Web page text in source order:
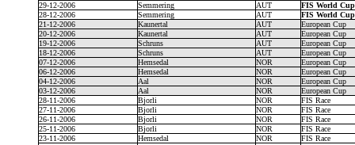
29-12-2006
Semmering AUT
FIS World
28-12-2006
Semmering AUT
FIS World
21-12-2006
Kaunertal AUT
European Cup
20-12-2006
Kaunertal AUT
European Cup
19-12-2006
Schruns AUT
European Cup
18-12-2006
Schruns AUT
European Cup
07-12-2006
Hemsedal NOR
European Cup
06-12-2006
Hemsedal NOR
European Cup
04-12-2006
Aal NOR
European Cup
03-12-2006
Aal NOR
European Cup
28-11-2006
Bjorli NOR
FIS Race
27-11-2006
Bjorli NOR
FIS Race
26-11-2006
Bjorli NOR
FIS Race
25-11-2006
Bjorli NOR
FIS Race
23-11-2006
Hemsedal NOR
FIS Race